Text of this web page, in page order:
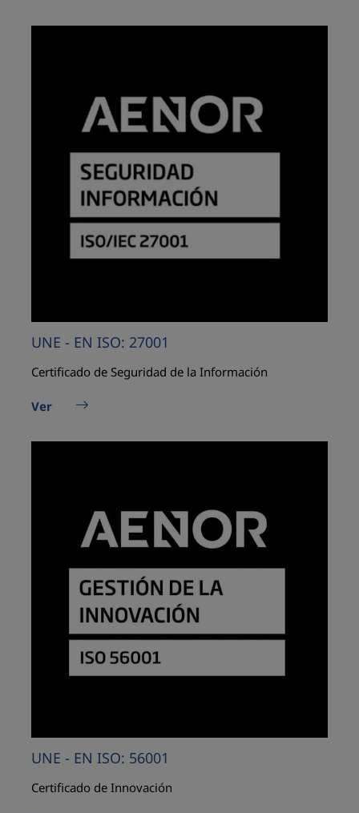
UNE - EN ISO: 27001
Certificado de Seguridad de la Información
Ver
UNE - EN ISO: 56001
Certificado de Innovación